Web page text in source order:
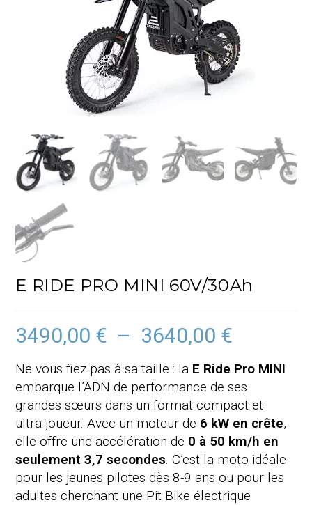
E RIDE PRO MINI 60V/30Ah
3490,00 € – 3640,00 €
à
Ne vous fiez pas à sa taille : la E Ride Pro MINI
embarque l’ADN de performance de ses
grandes sœurs dans un format compact et
ultra-joueur. Avec un moteur de 6 kW en crête,
elle offre une accélération de 0 à 50 km/h en
seulement 3,7 secondes. C’est la moto idéale
pour les jeunes pilotes dès 8-9 ans ou pour les
adultes cherchant une Pit Bike électrique